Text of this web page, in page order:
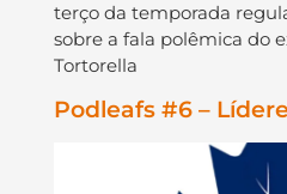
terço da temporada
sobre a fala polêmica do
Tortorella
Podleafs #6 –